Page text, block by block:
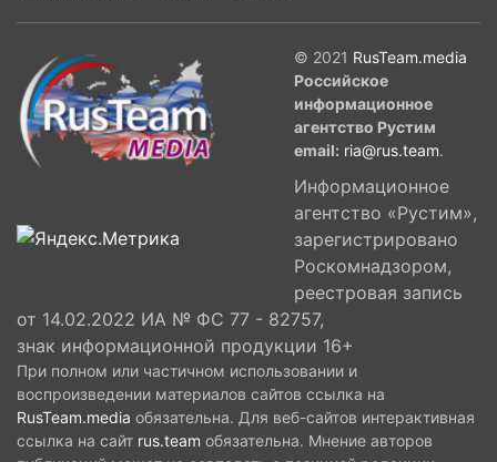
© 2021 RusTeam.media
Российское
информационное
агентство Рустим
email: ria@rus.team.
Информационное
агентство «Рустим»,
зарегистрировано
Роскомнадзором,
реестровая запись
от 14.02.2022 ИА № ФС 77 - 82757,
знак информационной продукции 16+
При полном или частичном использовании и
воспроизведении материалов сайтов ссылка на
RusTeam.media обязательна. Для веб-сайтов интерактивная
ссылка на сайт rus.team обязательна. Мнение авторов